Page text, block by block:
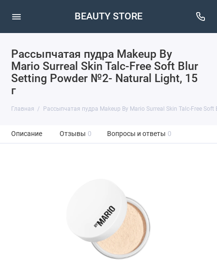
BEAUTY STORE
Рассыпчатая пудра Makeup By
Mario Surreal Skin Talc-Free Soft Blur
Setting Powder №2- Natural Light, 15
г
Главная Рассыпчатая пудра Makeup By Mario Surreal Skin Talc-Free
Описание Отзывы 0 Вопросы и ответы 0